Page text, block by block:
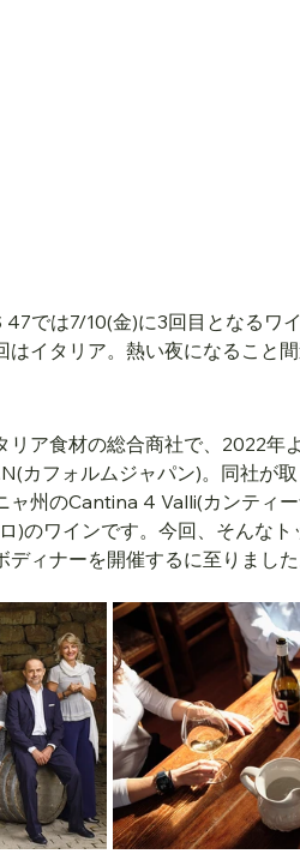
では7/10(金)に3回目となるワ
イタリア。熱い夜になること間
ア食材の総合商社で、2022年
カフォルムジャパン)。同社が
ャ州のCantina 4 Valli(カンティ
)のワインです。今回、そんな
ィナーを開催するに至りました